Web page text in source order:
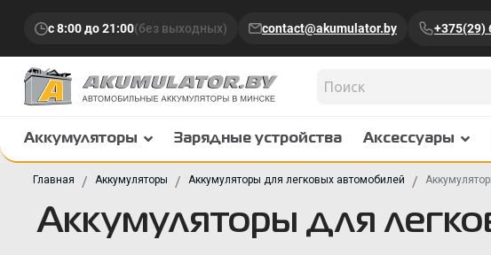
с 8:00 до 21:00(без выходных) contact@akumulator.by +375(29)
Аккумуляторы Зарядные устройства Аксессуары
Главная Аккумуляторы Аккумуляторы для легковых автомобилей
Аккумуляторы для